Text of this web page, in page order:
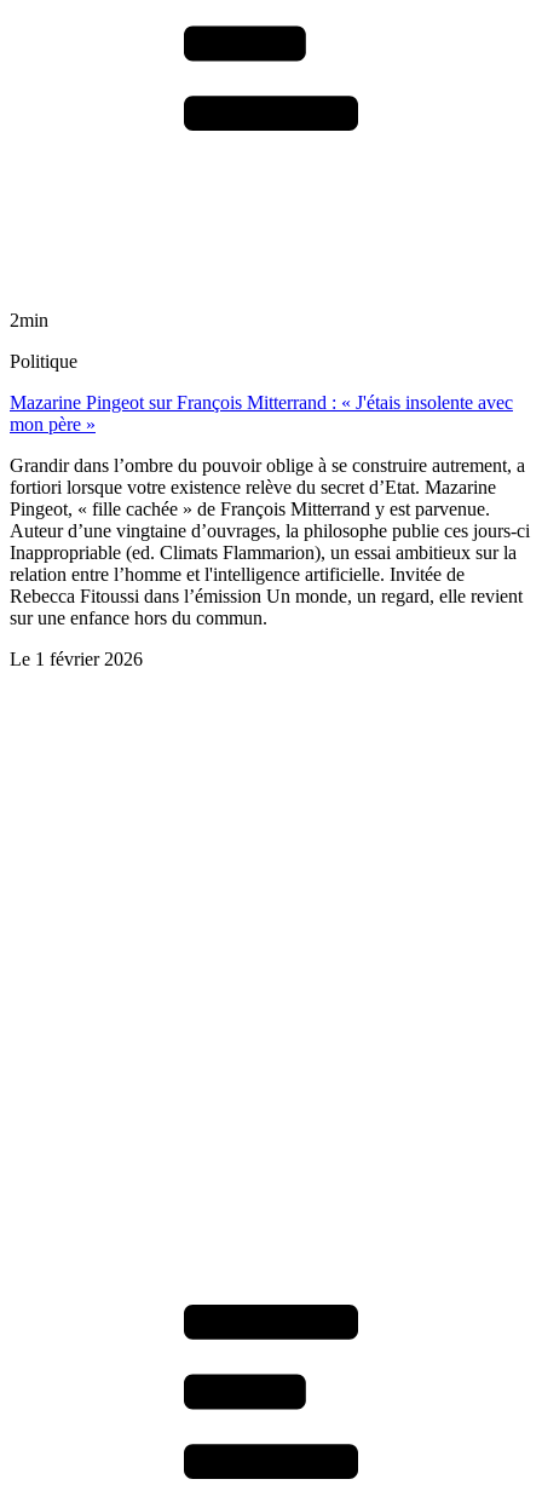
2min
Politique
Mazarine Pingeot sur François Mitterrand : « J'étais insolente avec
mon père »
Grandir dans l’ombre du pouvoir oblige à se construire autrement, a
fortiori lorsque votre existence relève du secret d’Etat. Mazarine
Pingeot, « fille cachée » de François Mitterrand y est parvenue.
Auteur d’une vingtaine d’ouvrages, la philosophe publie ces jours-ci
Inappropriable (ed. Climats Flammarion), un essai ambitieux sur la
relation entre l’homme et l'intelligence artificielle. Invitée de
Rebecca Fitoussi dans l’émission Un monde, un regard, elle revient
sur une enfance hors du commun.
Le 1 février 2026